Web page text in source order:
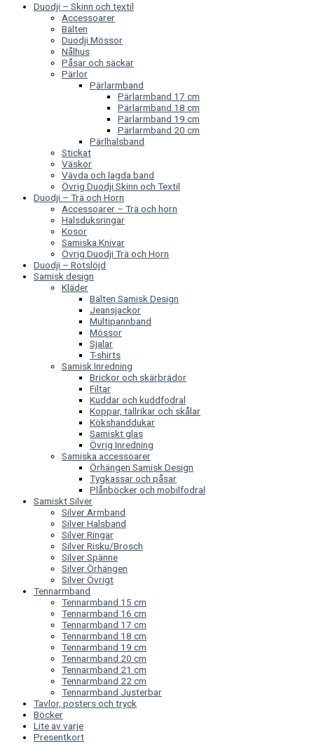
Duodji – Skinn och textil
Accessoarer
Bälten
Duodji Mössor
Nålhus
Påsar och säckar
Pärlor
Pärlarmband
Pärlarmband 17 cm
Pärlarmband 18 cm
Pärlarmband 19 cm
Pärlarmband 20 cm
Pärlhalsband
Stickat
Väskor
Vävda och lagda band
Övrig Duodji Skinn och Textil
Duodji – Trä och Horn
Accessoarer – Trä och horn
Halsduksringar
Kosor
Samiska Knivar
Övrig Duodji Trä och Horn
Duodji – Rotslöjd
Samisk design
Kläder
Bälten Samisk Design
Jeansjackor
Multipannband
Mössor
Sjalar
T-shirts
Samisk Inredning
Brickor och skärbrädor
Filtar
Kuddar och kuddfodral
Koppar, tallrikar och skålar
Kökshanddukar
Samiskt glas
Övrig Inredning
Samiska accessoarer
Örhängen Samisk Design
Tygkassar och påsar
Plånböcker och mobilfodral
Samiskt Silver
Silver Armband
Silver Halsband
Silver Ringar
Silver Risku/Brosch
Silver Spänne
Silver Örhängen
Silver Övrigt
Tennarmband
Tennarmband 15 cm
Tennarmband 16 cm
Tennarmband 17 cm
Tennarmband 18 cm
Tennarmband 19 cm
Tennarmband 20 cm
Tennarmband 21 cm
Tennarmband 22 cm
Tennarmband Justerbar
Tavlor, posters och tryck
Böcker
Lite av varje
Presentkort